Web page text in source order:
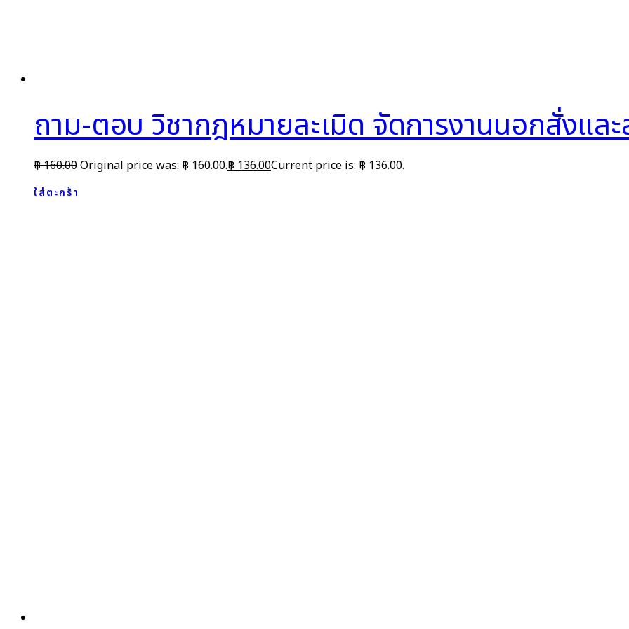
ถาม-ตอบ วิชากฎหมายละเมิด จัดการงานนอกสั่งแล
฿160.00Original price was: ฿ 160.00.฿136.00Current price is: ฿ 136.00.
ใส่ตะกร้า